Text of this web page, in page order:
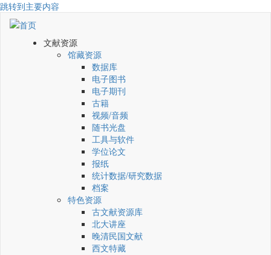
跳转到主要内容
文献资源
馆藏资源
数据库
电子图书
电子期刊
古籍
视频/音频
随书光盘
工具与软件
学位论文
报纸
统计数据/研究数据
档案
特色资源
古文献资源库
北大讲座
晚清民国文献
西文特藏